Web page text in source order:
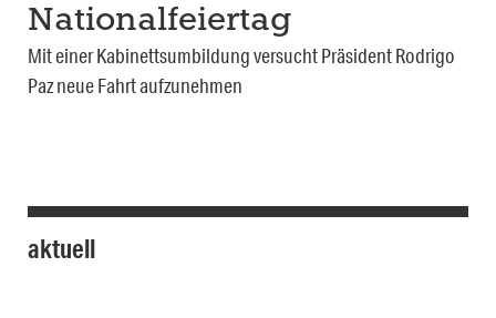
Nationalfeiertag
Mit einer Kabinettsumbildung versucht Präsident Rodrigo
Paz neue Fahrt aufzunehmen
aktuell